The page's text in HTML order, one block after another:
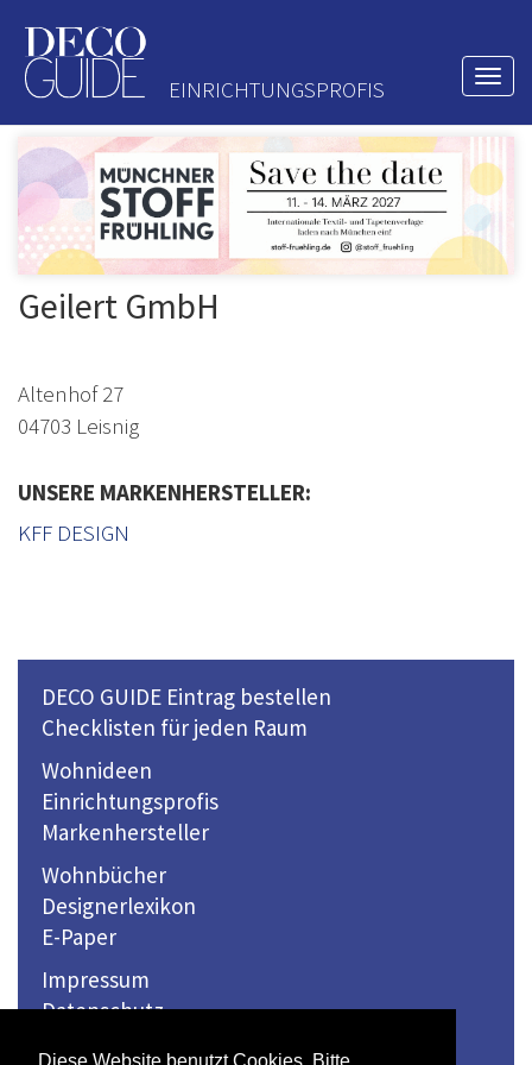
EINRICHTUNGSPROFIS
Geilert GmbH
Altenhof 27
04703 Leisnig
UNSERE MARKENHERSTELLER:
KFF DESIGN
DECO GUIDE Eintrag bestellen
Checklisten für jeden Raum
Wohnideen
Einrichtungsprofis
Markenhersteller
Wohnbücher
Designerlexikon
E-Paper
Impressum
Datenschutz